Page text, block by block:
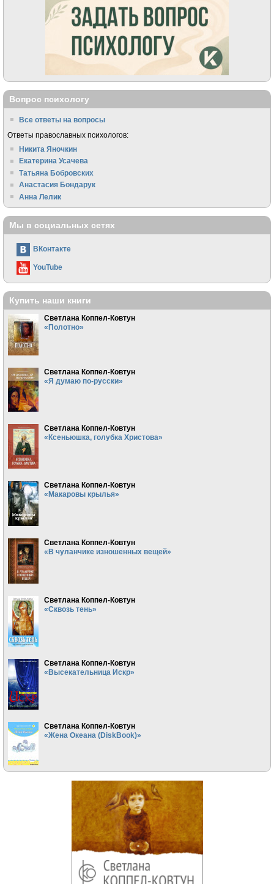
Вопрос психологу
Все ответы на вопросы
Ответы православных психологов:
Никита Яночкин
Екатерина Усачева
Татьяна Бобровских
Анастасия Бондарук
Анна Лелик
Мы в социальных сетях
ВКонтакте
YouTube
Купить наши книги
Светлана Коппел-Ковтун
«Полотно»
Светлана Коппел-Ковтун
«Я думаю по-русски»
Светлана Коппел-Ковтун
«Ксеньюшка, голубка Христова»
Светлана Коппел-Ковтун
«Макаровы крылья»
Светлана Коппел-Ковтун
«В чуланчике изношенных вещей»
Светлана Коппел-Ковтун
«Сквозь тень»
Светлана Коппел-Ковтун
«Высекательница Искр»
Светлана Коппел-Ковтун
«Жена Океана (DiskBook)»